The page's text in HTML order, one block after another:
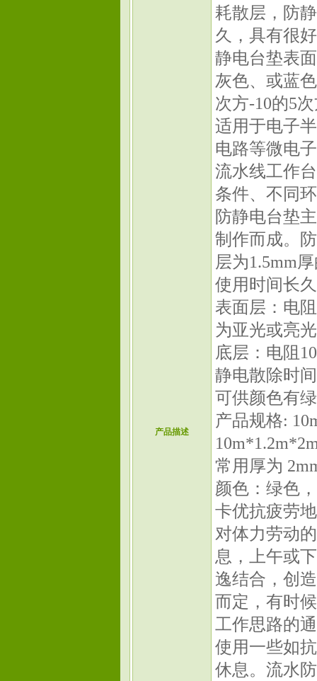
产品描述
耗散层，防
久，具有很
静电台垫表
灰色、或蓝
次方-10的5
适用于电子
电路等微电
流水线工作
条件、不同
防静电台垫
制作而成。
层为1.5mm
使用时间长
表面层：电
为亚光或亮光
底层：电阻
静电散除时
可供颜色有
产品规格:
常用厚为
颜色：绿色
卡优抗疲劳
对体力劳动
息，上午或
逸结合，创
而定，有时
工作思路的
使用一些如
休息。流水